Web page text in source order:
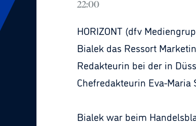
22:00
HORIZONT (dfv
Bialek das Ressort
Redakteurin bei der in
Chefredakteurin Eva-
Bialek war beim